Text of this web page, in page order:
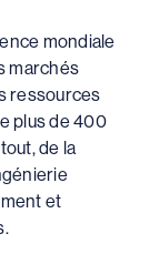
mondiale
marchés
ressources
plus de 400
de la
et